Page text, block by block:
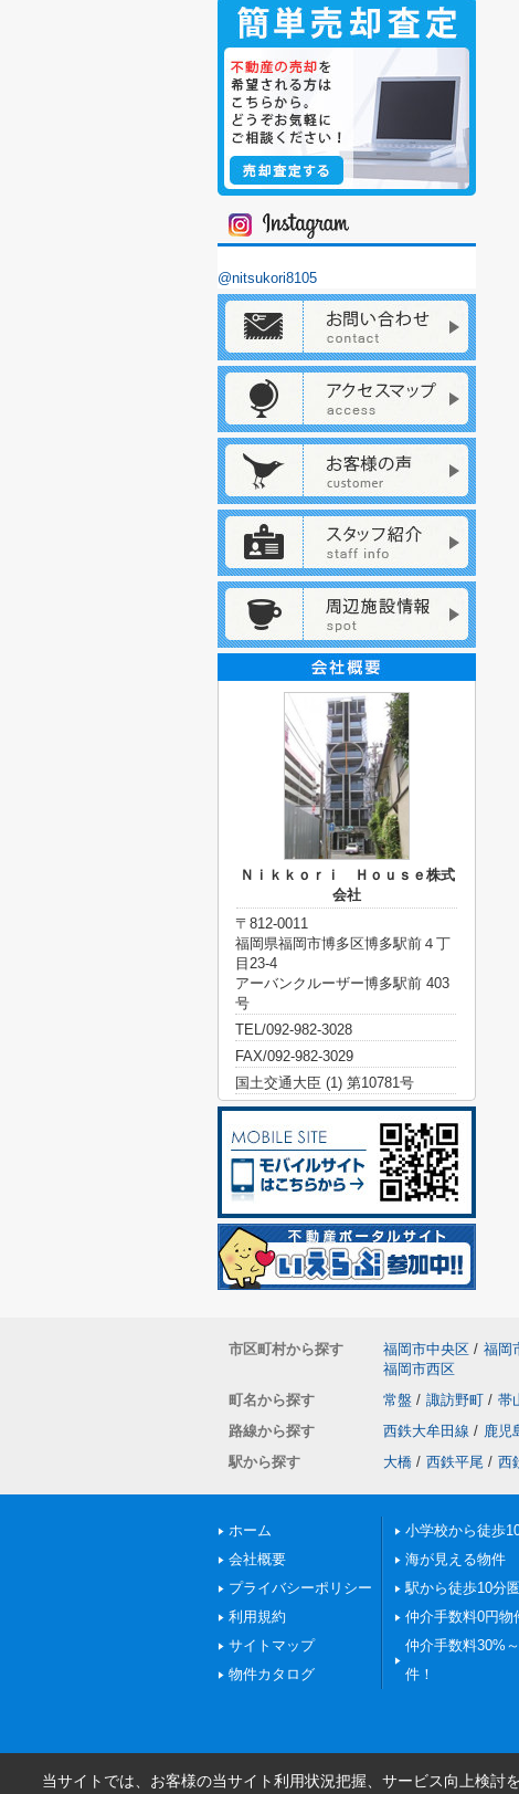
@nitsukori8105
Ｎｉｋｋｏｒｉ Ｈｏｕｓｅ株式
会社
〒812-0011
福岡県福岡市博多区博多駅前４丁
目23-4
アーバンクルーザー博多駅前 403
号
TEL/092-982-3028
FAX/092-982-3029
国土交通大臣 (1) 第10781号
市区町村から探す 福岡市中央区 / 福岡
福岡市西区
町名から探す
常盤 / 諏訪野町 / 帯
路線から探す
西鉄大牟田線 / 鹿児
駅から探す
大橋 / 西鉄平尾 / 西
ホーム
会社概要
プライバシーポリシー
利用規約
サイトマップ
物件カタログ
小学校から徒歩
海が見える物件
駅から徒歩10分
仲介手数料0円物
仲介手数料30%
件！
当サイトでは、お客様の当サイト利用状況把握、サービス向上検討